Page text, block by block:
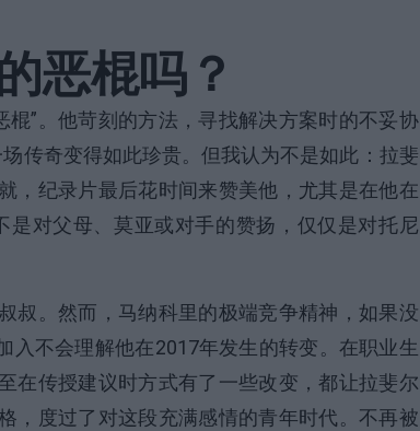
恶棍吗？
”。他苛刻的方法，寻找解决方案时的不妥协
传奇变得如此珍贵。但我认为不是如此：拉斐
，纪录片最后花时间来赞美他，尤其是在他在
对父母、莫亚或对手的赞扬，仅仅是对托尼
叔。然而，马纳科里的极端竞争精神，如果没
入不会理解他在2017年发生的转变。在职业生
在传授建议时方式有了一些改变，都让拉斐尔
，度过了对这段充满感情的青年时代。不再被